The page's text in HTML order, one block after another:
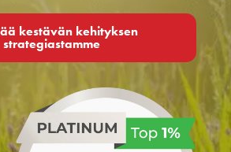
kestävän kehityksen
strategiastamme